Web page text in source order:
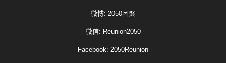
微博: 2050团聚
微信: Reunion2050
Facebook: 2050Reunion